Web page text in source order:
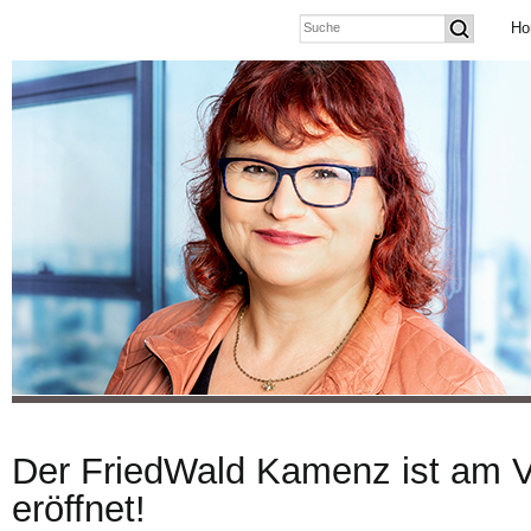
Der FriedWald Kamenz ist am
eröffnet!